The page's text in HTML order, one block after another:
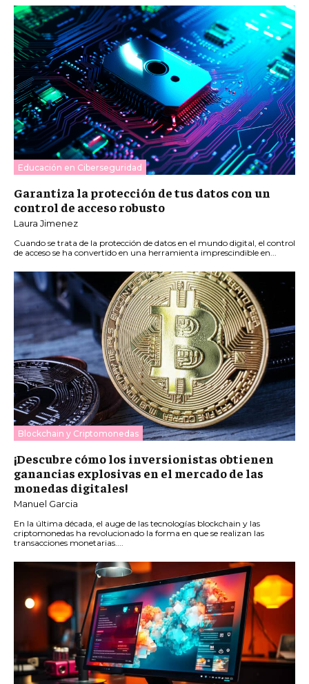
Educación en Ciberseguridad
Garantiza la protección de tus datos con un
control de acceso robusto
Laura Jimenez
Cuando se trata de la protección de datos en el mundo digital, el control
de acceso se ha convertido en una herramienta imprescindible en...
Blockchain y Criptomonedas
¡Descubre cómo los inversionistas obtienen
ganancias explosivas en el mercado de las
monedas digitales!
Manuel Garcia
En la última década, el auge de las tecnologías blockchain y las
criptomonedas ha revolucionado la forma en que se realizan las
transacciones monetarias....